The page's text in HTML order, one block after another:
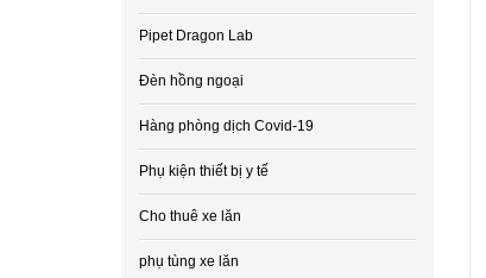
Pipet Dragon Lab
Đèn hồng ngoại
Hàng phòng dịch Covid-19
Phụ kiện thiết bị y tế
Cho thuê xe lăn
phụ tùng xe lăn